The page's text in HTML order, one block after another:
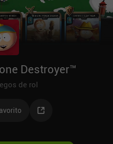
Destroyer™
de rol